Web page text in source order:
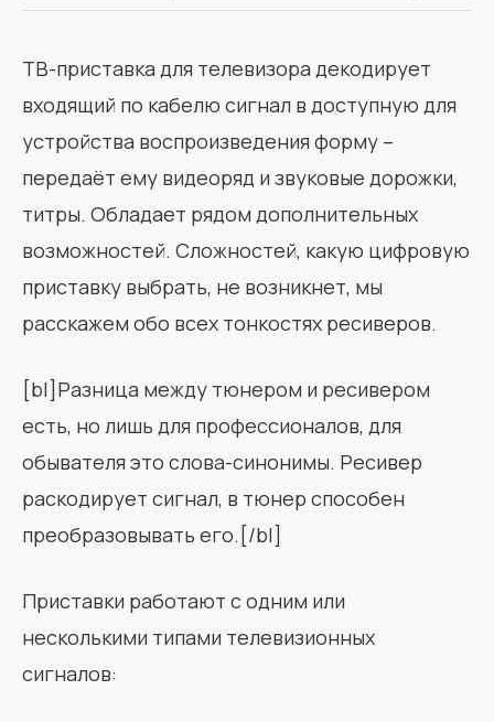
ТВ-приставка для телевизора декодирует
входящий по кабелю сигнал в доступную для
устройства воспроизведения форму –
передаёт ему видеоряд и звуковые дорожки,
титры. Обладает рядом дополнительных
возможностей. Сложностей, какую цифровую
приставку выбрать, не возникнет, мы
расскажем обо всех тонкостях ресиверов.
[bl]Разница между тюнером и ресивером
есть, но лишь для профессионалов, для
обывателя это слова-синонимы. Ресивер
раскодирует сигнал, в тюнер способен
преобразовывать его.[/bl]
Приставки работают с одним или
несколькими типами телевизионных
сигналов: